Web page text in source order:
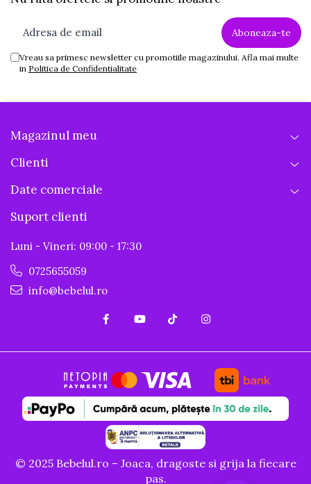
Vreau sa primesc newsletter cu promotiile magazinului. Afla mai multe
in Politica de Confidentialitate
Magazinul meu
Clienti
Date comerciale
Suport clienti
Luni - Vineri: 09:00 - 17:30
0725655059
info@bebelul.ro
© 2025 Bebelul.ro – Joaca, dragoste si grija la fiecare
pas.